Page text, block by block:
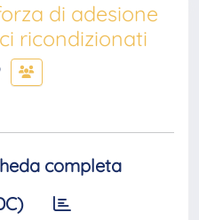
di adesione
ricondizionati
completa